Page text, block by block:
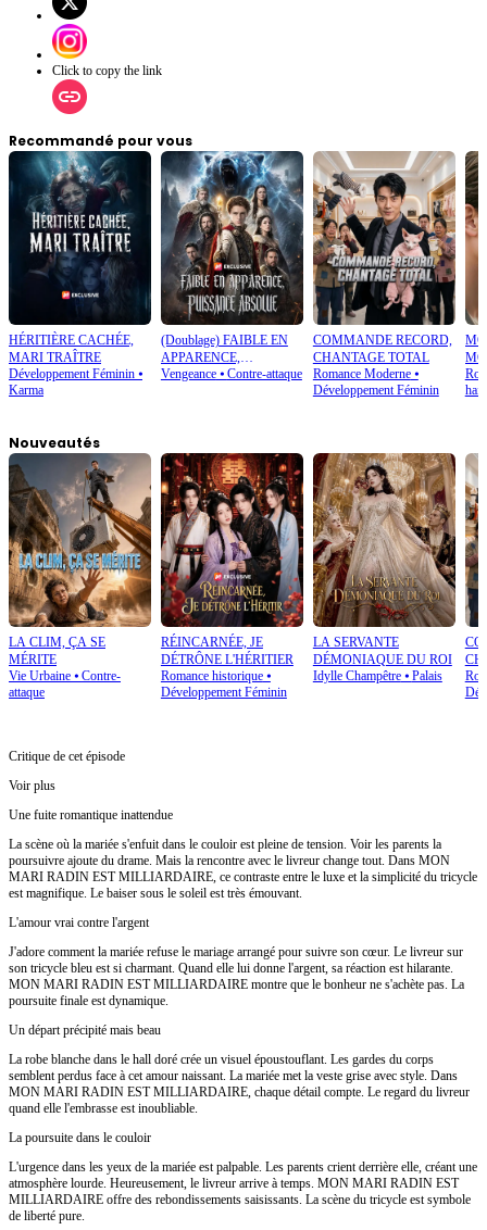
Click to copy the link
Recommandé pour vous
HÉRITIÈRE CACHÉE,
MARI TRAÎTRE
Développement Féminin ⦁
Karma
(Doublage) FAIBLE EN
APPARENCE,
PUISSANCE ABSOLUE
Vengeance⦁ Contre-attaque
COMMANDE RECORD,
CHANTAGE TOTAL
Romance Moderne⦁
Développement Féminin
Nouveautés
LA CLIM, ÇA SE
MÉRITE
Vie Urbaine ⦁ Contre-
attaque
RÉINCARNÉE, JE
DÉTRÔNE L'HÉRITIER
Romance historique⦁
Développement Féminin
LA SERVANTE
DÉMONIAQUE DU ROI
Idylle Champêtre⦁ Palais
Critique de cet épisode
Voir plus
Une fuite romantique inattendue
La scène où la mariée s'enfuit dans le couloir est pleine de tension. Voir les parents la
poursuivre ajoute du drame. Mais la rencontre avec le livreur change tout. Dans MON
MARI RADIN EST MILLIARDAIRE, ce contraste entre le luxe et la simplicité du tricycle
est magnifique. Le baiser sous le soleil est très émouvant.
L'amour vrai contre l'argent
J'adore comment la mariée refuse le mariage arrangé pour suivre son cœur. Le livreur sur
son tricycle bleu est si charmant. Quand elle lui donne l'argent, sa réaction est hilarante.
MON MARI RADIN EST MILLIARDAIRE montre que le bonheur ne s'achète pas. La
poursuite finale est dynamique.
Un départ précipité mais beau
La robe blanche dans le hall doré crée un visuel époustouflant. Les gardes du corps
semblent perdus face à cet amour naissant. La mariée met la veste grise avec style. Dans
MON MARI RADIN EST MILLIARDAIRE, chaque détail compte. Le regard du livreur
quand elle l'embrasse est inoubliable.
La poursuite dans le couloir
L'urgence dans les yeux de la mariée est palpable. Les parents crient derrière elle, créant une
atmosphère lourde. Heureusement, le livreur arrive à temps. MON MARI RADIN EST
MILLIARDAIRE offre des rebondissements saisissants. La scène du tricycle est symbole
de liberté pure.